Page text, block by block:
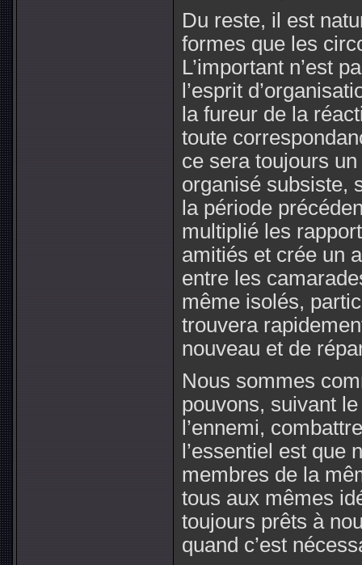
Du reste, il est
formes que les
L’important n’est
l’esprit
la fureur de la
toute
ce sera toujours
organisé subsiste,
la période
multiplié les
amitiés et crée un
entre les
même isolés,
trouvera
nouveau et de
Nous sommes
pouvons, suivant
l’ennemi,
l’essentiel est que
membres de la
tous aux mêmes
toujours prêts à
quand c’est